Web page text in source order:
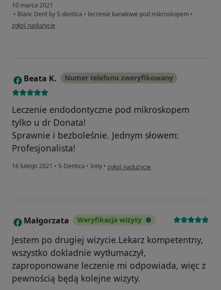
10 marca 2021
• Blanc Dent by S-dentica • leczenie kanałowe pod mikroskopem •
w opinii użytkownika Dominik
zgłoś nadużycie
B Beata K. Numer telefonu zweryfikowany
Leczenie endodontyczne pod mikroskopem
tylko u dr Donata!
Sprawnie i bezboleśnie. Jednym słowem:
Profesjonalista!
16 lutego 2021 • S-Dentica • Inny • w opinii użytkownika Beata K.
zgłoś nadużycie
M Małgorzata Weryfikacja wizyty
Jestem po drugiej wizycie.Lekarz kompetentny,
wszystko dokladnie wytłumaczył,
zaproponowane leczenie mi odpowiada, więc z
pewnością będą kolejne wizyty.